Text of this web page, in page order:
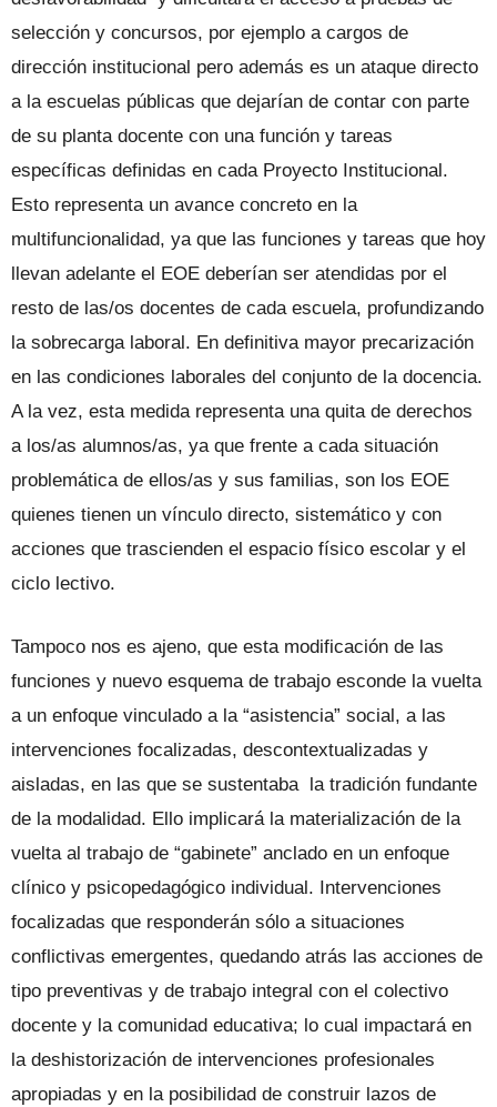
selección y concursos, por ejemplo a cargos de
dirección institucional pero además es un ataque directo
a la escuelas públicas que dejarían de contar con parte
de su planta docente con una función y tareas
específicas definidas en cada Proyecto Institucional.
Esto representa un avance concreto en la
multifuncionalidad, ya que las funciones y tareas que hoy
llevan adelante el EOE deberían ser atendidas por el
resto de las/os docentes de cada escuela, profundizando
la sobrecarga laboral. En definitiva mayor precarización
en las condiciones laborales del conjunto de la docencia.
A la vez, esta medida representa una quita de derechos
a los/as alumnos/as, ya que frente a cada situación
problemática de ellos/as y sus familias, son los EOE
quienes tienen un vínculo directo, sistemático y con
acciones que trascienden el espacio físico escolar y el
ciclo lectivo.
Tampoco nos es ajeno, que esta modificación de las
funciones y nuevo esquema de trabajo esconde la vuelta
a un enfoque vinculado a la “asistencia” social, a las
intervenciones focalizadas, descontextualizadas y
aisladas, en las que se sustentaba la tradición fundante
de la modalidad. Ello implicará la materialización de la
vuelta al trabajo de “gabinete” anclado en un enfoque
clínico y psicopedagógico individual. Intervenciones
focalizadas que responderán sólo a situaciones
conflictivas emergentes, quedando atrás las acciones de
tipo preventivas y de trabajo integral con el colectivo
docente y la comunidad educativa; lo cual impactará en
la deshistorización de intervenciones profesionales
apropiadas y en la posibilidad de construir lazos de